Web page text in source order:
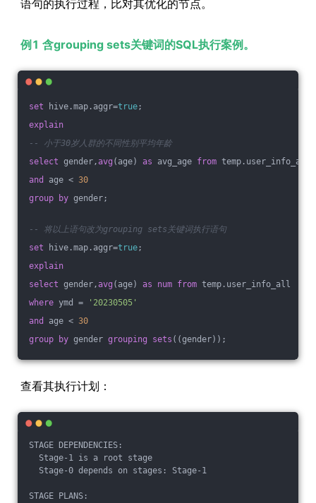
语句的执行过程，比对其优化的节点。
例1 含grouping sets关键词的SQL执行案例。
set hive.map.aggr=true;
explain
-- 小于30岁人群的不同性别平均年龄
select gender, avg (age) as avg_age from temp.user_info_all
and
age < 30
group
by gender;
-- 将以上语句改为grouping sets关键词执行语句
set hive.map.aggr=true;
explain
select gender, avg (age) as num from temp.user_info_all
where ymd =
'20230505'
and
age < 30
group
by gender grouping sets ((gender));
查看其执行计划：
STAGE DEPENDENCIES:
Stage-1 is a root stage
Stage-0 depends on stages: Stage-1
STAGE PLANS: